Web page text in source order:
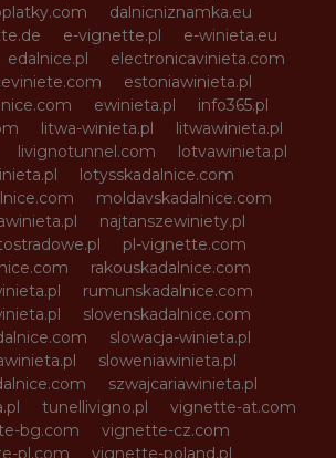
dalnicniznamka.eu
e-vignette.pl
e-winieta.eu
edalnice.pl
electronicavinieta.com
estoniawinieta.pl
ewinieta.pl
info365.pl
litwa-winieta.pl
litwawinieta.pl
livignotunnel.com
lotvawinieta.pl
lotysskadalnice.com
moldavskadalnice.com
najtanszewiniety.pl
pl-vignette.com
rakouskadalnice.com
rumunskadalnice.com
slovenskadalnice.com
slowacja-winieta.pl
sloweniawinieta.pl
szwajcariawinieta.pl
tunellivigno.pl
vignette-at.com
bg.com
vignette-cz.com
pl.com
vignette-poland.pl